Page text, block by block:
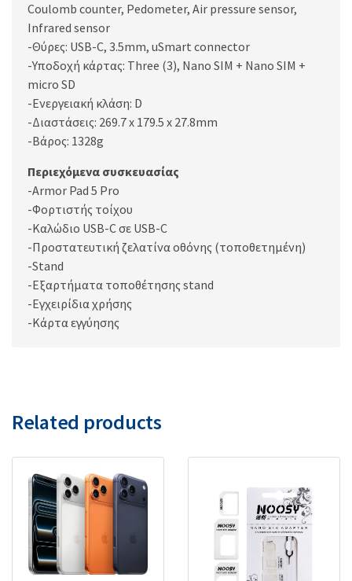
Coulomb counter, Pedometer, Air pressure sensor,
Infrared sensor
-Θύρες: USB-C, 3.5mm, uSmart connector
-Υποδοχή κάρτας: Three (3), Nano SIM + Nano SIM +
micro SD
-Ενεργειακή κλάση: D
-Διαστάσεις: 269.7 x 179.5 x 27.8mm
-Βάρος: 1328g
Περιεχόμενα συσκευασίας
-Armor Pad 5 Pro
-Φορτιστής τοίχου
-Καλώδιο USB-C σε USB-C
-Προστατευτική ζελατίνα οθόνης (τοποθετημένη)
-Stand
-Εξαρτήματα τοποθέτησης stand
-Εγχειρίδια χρήσης
-Κάρτα εγγύησης
Related products